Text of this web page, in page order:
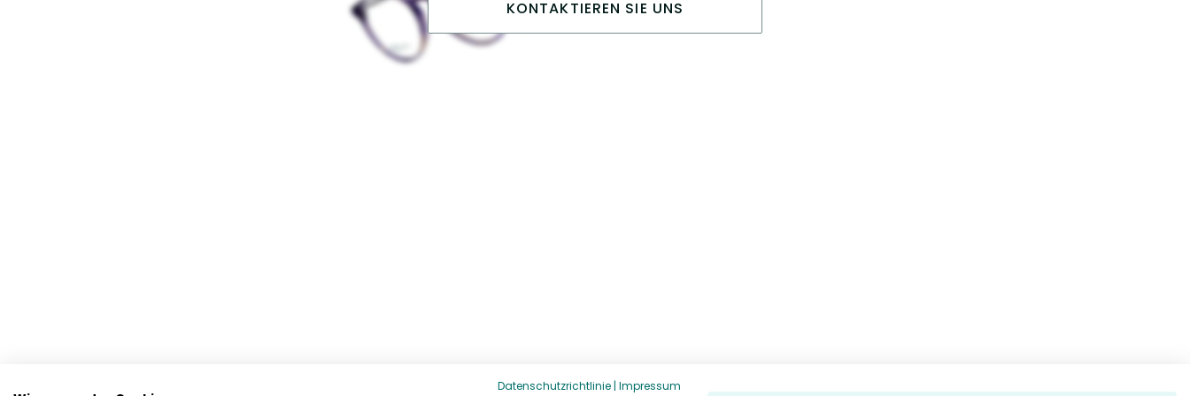
KONTAKTIEREN SIE UNS
Datenschutzrichtlinie | Impressum